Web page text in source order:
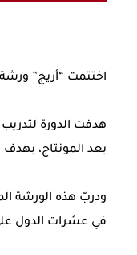
اختتمت “أريج” ورشة “تقنيات
هدفت الدورة
بعد المونتاج،
ودربّ هذه الورشة
في عشرات الدول